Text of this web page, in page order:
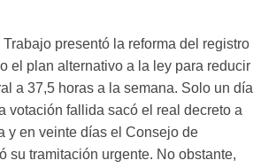
presentó la reforma del registro
el plan alternativo a la ley para reducir
a 37,5 horas a la semana. Solo un día
votación fallida sacó el real decreto a
y en veinte días el Consejo de
su tramitación urgente. No obstante,